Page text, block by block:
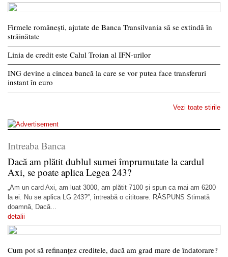
Firmele românești, ajutate de Banca Transilvania să se extindă în
străinătate
Linia de credit este Calul Troian al IFN-urilor
ING devine a cincea bancă la care se vor putea face transferuri
instant în euro
Vezi toate stirile
Intreaba Banca
Dacă am plătit dublul sumei împrumutate la cardul
Axi, se poate aplica Legea 243?
„Am un card Axi, am luat 3000, am plătit 7100 și spun ca mai am 6200
la ei. Nu se aplica LG 243?”, întreabă o cititoare. RĂSPUNS Stimată
doamnă, Dacă...
detalii
Cum pot să refinanțez creditele, dacă am grad mare de îndatorare?